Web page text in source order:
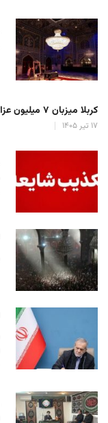
کربلا میزبان ۷ میلیون عزادار در تشییع پیکر قائد شهید امت
۱۷ تیر ۱۴۰۵